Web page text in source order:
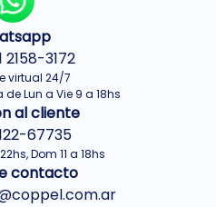
2158-3172
virtual 24/7
Lun a Vie 9 a 18hs
al cliente
67735
Dom 11 a 18hs
contacto